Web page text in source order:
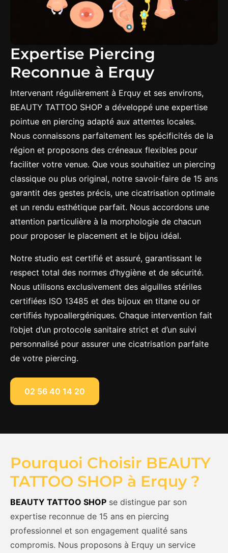
Expertise Piercing
Reconnue à Erquy
Intervenant régulièrement à Erquy et ses environs,
BEAUTY TATTOO SHOP a développé une expertise
pointue en piercing adapté aux attentes locales.
Nous connaissons parfaitement les spécificités de la
région et proposons des créneaux flexibles pour
faciliter votre venue. Que vous souhaitiez un piercing
classique ou plus original, notre savoir-faire de 15 ans
garantit des gestes précis, une cicatrisation optimale
et un rendu esthétique parfait. Nous accordons une
attention particulière à la morphologie de chacun
pour proposer le placement et le bijou idéal.
Notre studio est certifié et assuré, garantissant le
respect total des normes d’hygiène et de sécurité.
Nous utilisons exclusivement des aiguilles stériles
certifiées ISO 13485 et des bijoux en titane ou or
certifiés hypoallergéniques. Chaque intervention fait
l’objet d’un protocole sanitaire strict et d’un suivi
personnalisé pour assurer une cicatrisation parfaite
de votre piercing.
02 56 40 14 20
Pourquoi Choisir BEAUTY
TATTOO SHOP à Erquy ?
BEAUTY TATTOO SHOP se distingue par son
expertise reconnue de 15 ans en piercing
professionnel et son engagement qualité sans
compromis. Nous proposons à Erquy un service